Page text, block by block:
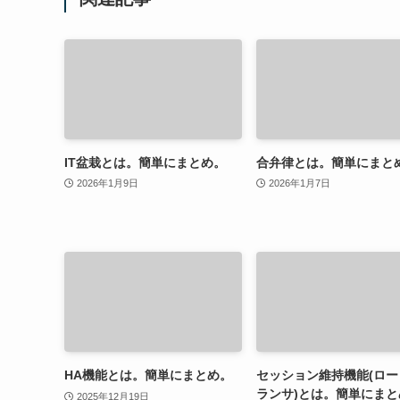
IT盆栽とは。簡単にまとめ。
2026年1月9日
合弁律とは。簡単にまと
2026年1月7日
HA機能とは。簡単にまとめ。
2025年12月19日
セッション維持機能(ロ
ランサ)とは。簡単にま